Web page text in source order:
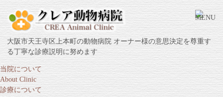
大阪市天王寺区上本町の動物病院 オーナー様の意思決定を尊重す
る丁寧な診療説明に努めます
当院について
About Clinic
診療について